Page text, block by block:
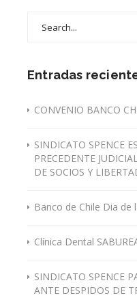
Entradas
CONVENIO BANCO
SINDICATO SPENCE
PRECEDENTE
DE SOCIOS Y
Banco de Chile Dia de
Clínica Dental
SINDICATO SPENCE
ANTE DESPIDOS DE